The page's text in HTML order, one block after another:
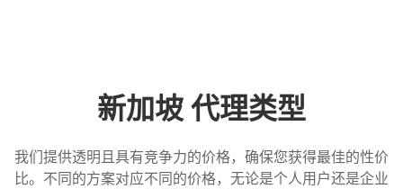
新加坡 代理类型
我们提供透明且具有竞争力的价格，确保您获得最佳的性价
比。不同的方案对应不同的价格，无论是个人用户还是企业